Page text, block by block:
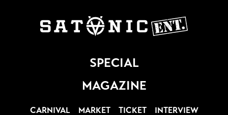
SPECIAL
MAGAZINE
CARNIVAL MARKET TICKET
INTERVIEW